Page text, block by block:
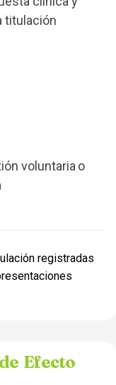
titulación
voluntaria o
registradas
Efecto